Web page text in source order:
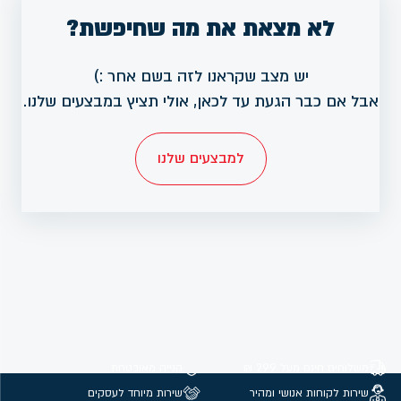
לא מצאת את מה שחיפשת?
יש מצב שקראנו לזה בשם אחר :)
אבל אם כבר הגעת עד לכאן, אולי תציץ במבצעים שלנו.
למבצעים שלנו
שירות לקוחות אנושי ומהיר
שירות מיוחד לעסקים